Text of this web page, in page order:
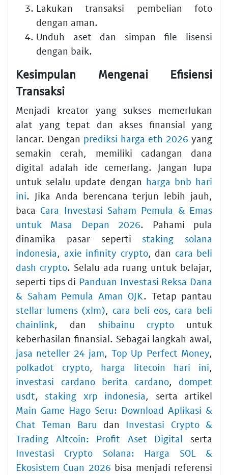
Lakukan transaksi pembelian foto
dengan aman.
Unduh aset dan simpan file lisensi
dengan baik.
Kesimpulan Mengenai Efisiensi
Transaksi
Menjadi kreator yang sukses memerlukan
alat yang tepat dan akses finansial yang
lancar. Dengan prediksi harga eth 2026 yang
semakin cerah, memiliki cadangan dana
digital adalah ide cemerlang. Jangan lupa
untuk selalu update dengan harga bnb hari
ini. Jika Anda berencana terjun lebih jauh,
baca Cara Investasi Saham Pemula & Emas
untuk Masa Depan 2026. Pahami pula
dinamika pasar sepertistaking solana
indonesia, axie infinity crypto, dan cara beli
dash crypto. Selalu ada ruang untuk belajar,
seperti tips di Panduan Investasi Reksa Dana
& Saham Pemula Aman OJK. Tetap pantau
stellar lumens (xlm), cara beli eos, cara beli
chainlink, dan shibainu crypto untuk
keberhasilan finansial. Sebagai langkah awal,
jasa neteller 24 jam, Top Up Perfect Money,
polkadot crypto, harga litecoin hari ini,
investasi cardano berita cardano, dompet
usdt,staking xrp indonesia, serta artikel
Main Game Hago Seru: Download Aplikasi &
Chat Teman Baru dan Investasi Crypto &
Trading Altcoin: Profit Aset Digital serta
Investasi Crypto Solana: Harga SOL &
Ekosistem Cuan 2026 bisa menjadi referensi